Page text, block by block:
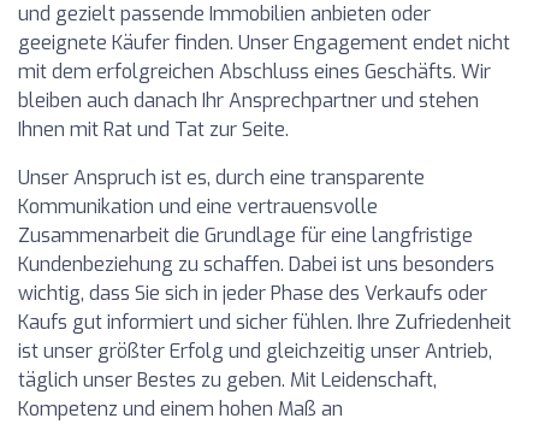
und gezielt passende Immobilien anbieten oder
geeignete Käufer finden. Unser Engagement endet nicht
mit dem erfolgreichen Abschluss eines Geschäfts. Wir
bleiben auch danach Ihr Ansprechpartner und stehen
Ihnen mit Rat und Tat zur Seite.
Unser Anspruch ist es, durch eine transparente
Kommunikation und eine vertrauensvolle
Zusammenarbeit die Grundlage für eine langfristige
Kundenbeziehung zu schaffen. Dabei ist uns besonders
wichtig, dass Sie sich in jeder Phase des Verkaufs oder
Kaufs gut informiert und sicher fühlen. Ihre Zufriedenheit
ist unser größter Erfolg und gleichzeitig unser Antrieb,
täglich unser Bestes zu geben. Mit Leidenschaft,
Kompetenz und einem hohen Maß an